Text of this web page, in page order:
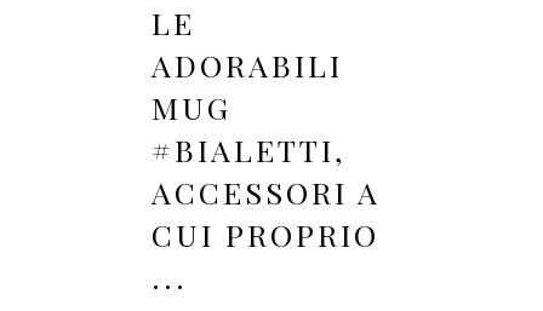
LE
ADORABILI
MUG
#BIALETTI,
ACCESSORI A
CUI PROPRIO
...